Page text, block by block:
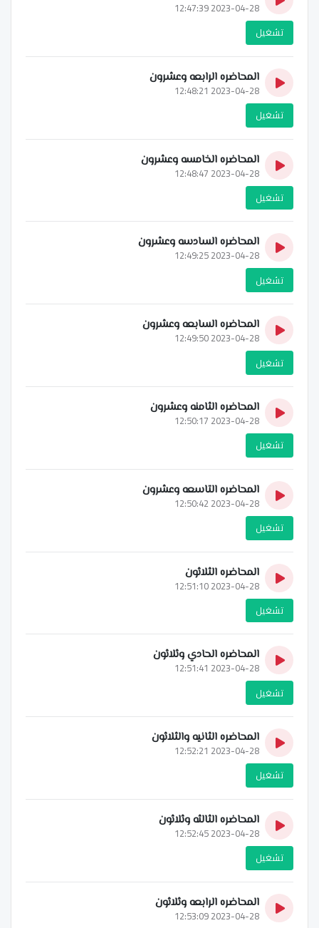
2023-04-28 12:47:39
تشغيل
المحاضره الرابعه وعشرون
2023-04-28 12:48:21
تشغيل
المحاضره الخامسه وعشرون
2023-04-28 12:48:47
تشغيل
المحاضره السادسه وعشرون
2023-04-28 12:49:25
تشغيل
المحاضره السابعه وعشرون
2023-04-28 12:49:50
تشغيل
المحاضره الثامنه وعشرون
2023-04-28 12:50:17
تشغيل
المحاضره التاسعه وعشرون
2023-04-28 12:50:42
تشغيل
المحاضره الثلاثون
2023-04-28 12:51:10
تشغيل
المحاضره الحادي وثلاثون
2023-04-28 12:51:41
تشغيل
المحاضره الثانيه والثلاثون
2023-04-28 12:52:21
تشغيل
المحاضره الثالثه وثلاثون
2023-04-28 12:52:45
تشغيل
المحاضره الرابعه وثلاثون
2023-04-28 12:53:09